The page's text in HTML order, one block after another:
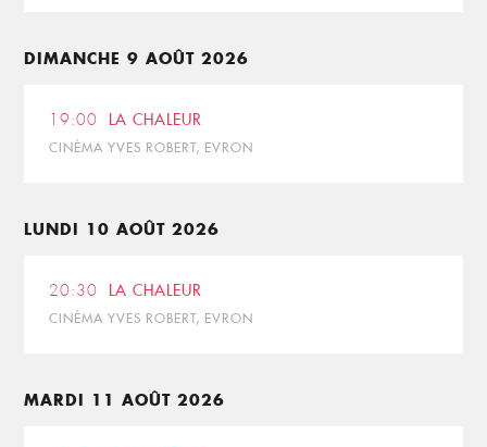
DIMANCHE 9 AOÛT 2026
19:00 LA CHALEUR
CINÉMA YVES ROBERT, EVRON
LUNDI 10 AOÛT 2026
20:30 LA CHALEUR
CINÉMA YVES ROBERT, EVRON
MARDI 11 AOÛT 2026